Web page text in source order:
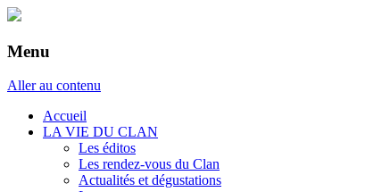
Menu
Aller au contenu
Accueil
LA VIE DU CLAN
Les éditos
Les rendez-vous du Clan
Actualités et dégustations